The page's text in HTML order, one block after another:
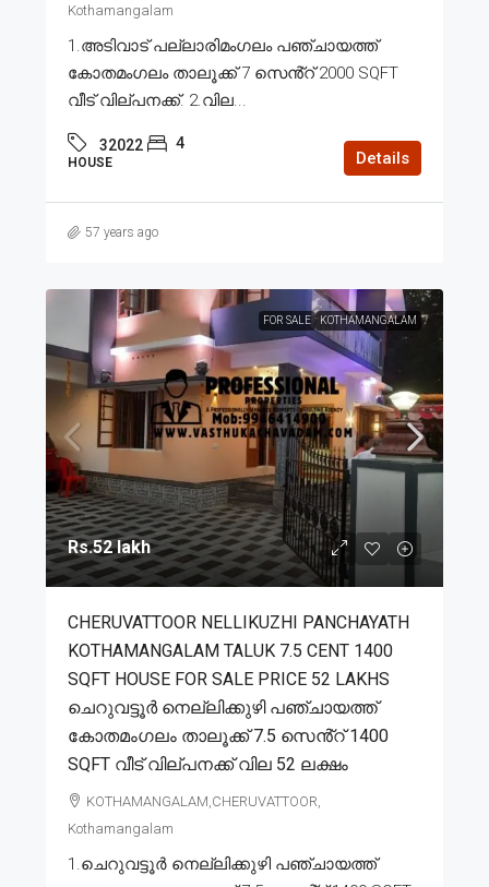
Kothamangalam
1.അടിവാട് പല്ലാരിമംഗലം പഞ്ചായത്ത്
കോതമംഗലം താലൂക്ക് 7 സെൻ്റ് 2000 SQFT
വീട് വില്പനക്ക്. 2.വില...
32022 4
HOUSE Details
57 years ago
FOR SALE KOTHAMANGALAM
Rs.52 lakh
CHERUVATTOOR NELLIKUZHI PANCHAYATH
KOTHAMANGALAM TALUK 7.5 CENT 1400
SQFT HOUSE FOR SALE PRICE 52 LAKHS
ചെറുവട്ടൂർ നെല്ലിക്കുഴി പഞ്ചായത്ത്
കോതമംഗലം താലൂക്ക് 7.5 സെൻ്റ് 1400
SQFT വീട് വില്പനക്ക് വില 52 ലക്ഷം
KOTHAMANGALAM,CHERUVATTOOR,
Kothamangalam
1.ചെറുവട്ടൂർ നെല്ലിക്കുഴി പഞ്ചായത്ത്